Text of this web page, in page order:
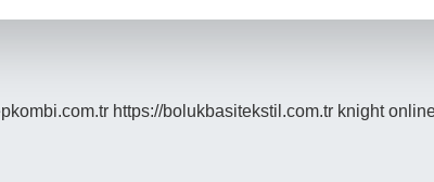
https://bolukbasitekstil.com.tr knight